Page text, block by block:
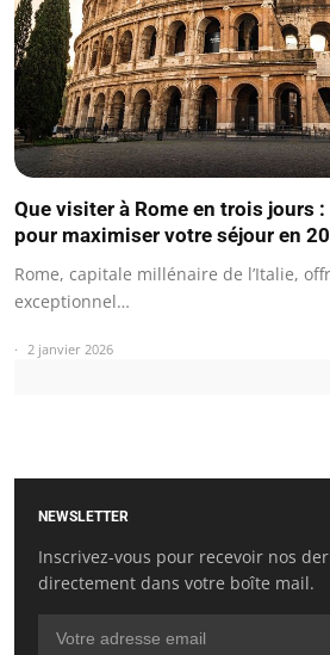
Que visiter à Rome en trois jours
pour maximiser votre séjour en
Rome, capitale millénaire de l’Italie,
exceptionnel…
2 janvier 2026
NEWSLETTER
Inscrivez-vous pour recevoir nos
directement dans votre boîte mail.